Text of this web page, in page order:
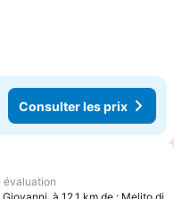
Consulter les prix
à mes favoris
évaluation